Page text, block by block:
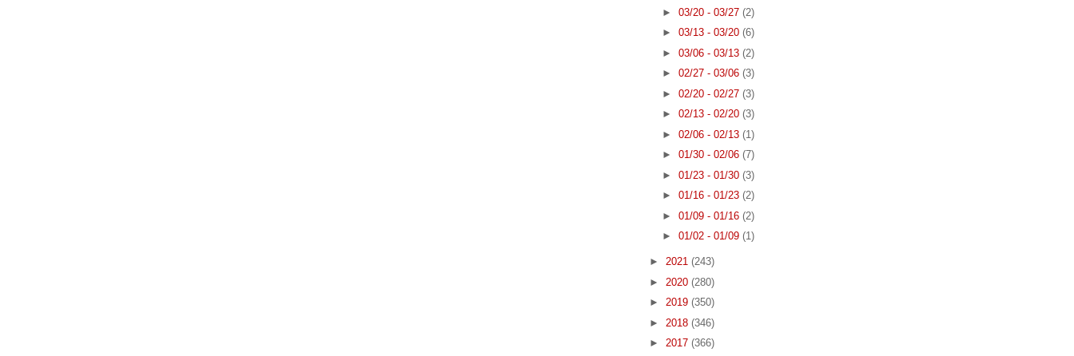
► 03/20 - 03/27 (2)
► 03/13 - 03/20 (6)
► 03/06 - 03/13 (2)
► 02/27 - 03/06 (3)
► 02/20 - 02/27 (3)
► 02/13 - 02/20 (3)
► 02/06 - 02/13 (1)
► 01/30 - 02/06 (7)
► 01/23 - 01/30 (3)
► 01/16 - 01/23 (2)
► 01/09 - 01/16 (2)
► 01/02 - 01/09 (1)
► 2021 (243)
► 2020 (280)
► 2019 (350)
► 2018 (346)
► 2017 (366)